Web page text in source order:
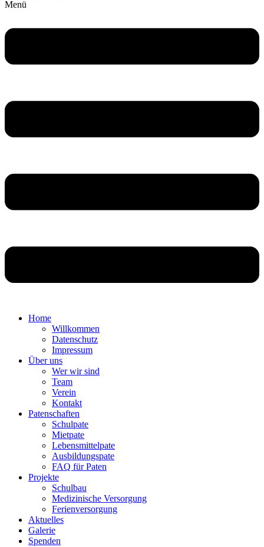
Menü
Home
Willkommen
Datenschutz
Impressum
Über uns
Wer wir sind
Team
Verein
Kontakt
Patenschaften
Schulpate
Mietpate
Lebensmittelpate
Ausbildungspate
FAQ für Paten
Projekte
Schulbau
Medizinische Versorgung
Ferienversorgung
Aktuelles
Galerie
Spenden